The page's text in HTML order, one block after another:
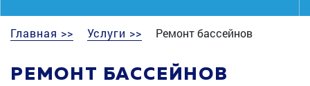
Главная >> Услуги >> Ремонт бассейнов
РЕМОНТ БАССЕЙНОВ